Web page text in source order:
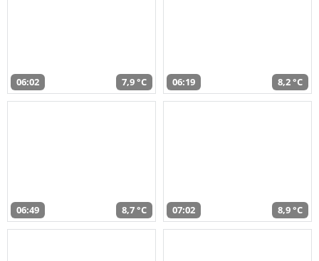
06:02 7,9 °C 06:19 8,2 °C
06:49 8,7 °C 07:02 8,9 °C